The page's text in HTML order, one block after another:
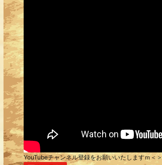
YouTubeチャンネル登録をお願いいたしますｍ＜